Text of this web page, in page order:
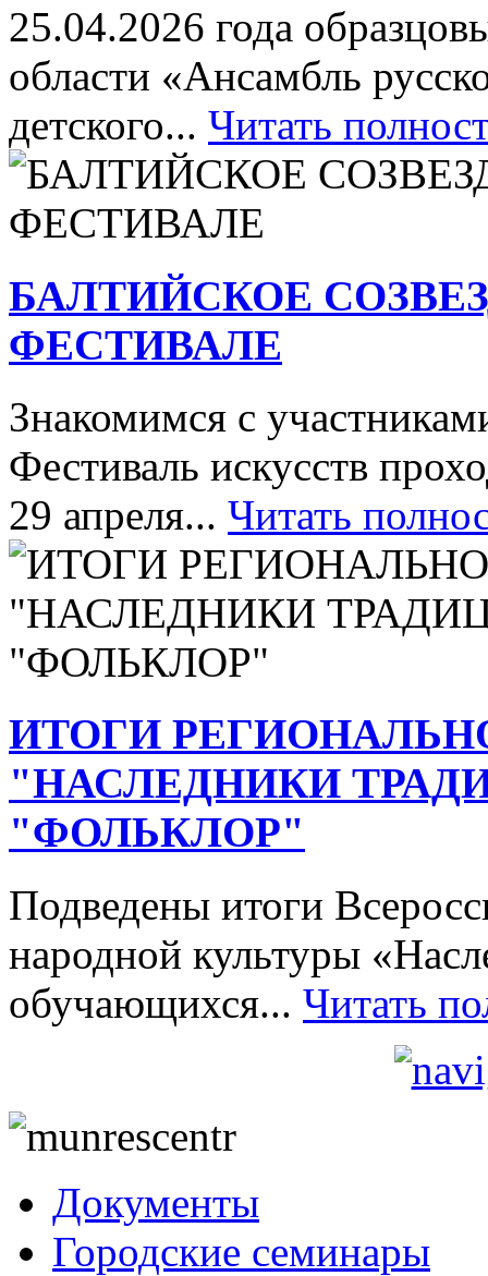
25.04.2026 года
области «Ансамбль
детского... Читать
БАЛТИЙСКОЕ
ФЕСТИВАЛЕ
Знакомимся с
Фестиваль искусств
29 апреля... Читать
ИТОГИ
"НАСЛЕДНИКИ
"ФОЛЬКЛОР"
Подведены итоги
народной культуры
обучающихся... Читать
Документы
Городские семинары